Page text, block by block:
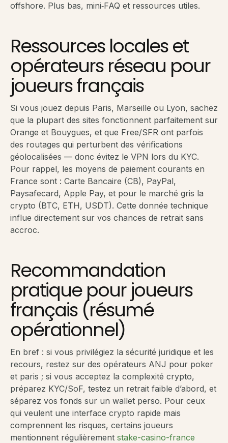
offshore. Plus bas, mini‑FAQ et ressources utiles.
Ressources locales et
opérateurs réseau pour
joueurs français
Si vous jouez depuis Paris, Marseille ou Lyon, sachez
que la plupart des sites fonctionnent parfaitement sur
Orange et Bouygues, et que Free/SFR ont parfois
des routages qui perturbent des vérifications
géolocalisées — donc évitez le VPN lors du KYC.
Pour rappel, les moyens de paiement courants en
France sont : Carte Bancaire (CB), PayPal,
Paysafecard, Apple Pay, et pour le marché gris la
crypto (BTC, ETH, USDT). Cette donnée technique
influe directement sur vos chances de retrait sans
accroc.
Recommandation
pratique pour joueurs
français (résumé
opérationnel)
En bref : si vous privilégiez la sécurité juridique et les
recours, restez sur des opérateurs ANJ pour poker
et paris ; si vous acceptez la complexité crypto,
préparez KYC/SoF, testez un retrait faible d’abord, et
séparez vos fonds sur un wallet perso. Pour ceux
qui veulent une interface crypto rapide mais
comprennent les risques, certains joueurs
mentionnent régulièrement stake-casino-france